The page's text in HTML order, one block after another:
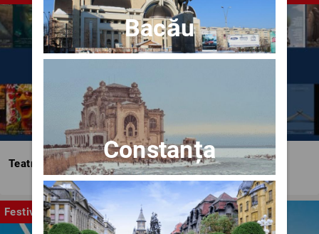
Teatrul Bulandra
Festival
Bacău
Constanța